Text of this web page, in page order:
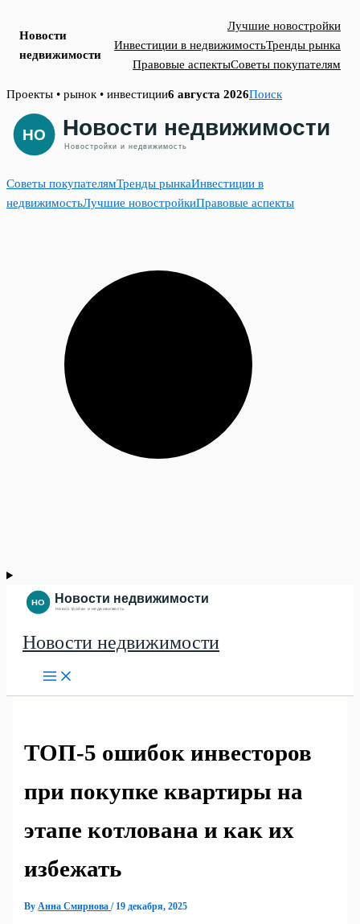
Новости
недвижимости
Лучшие новостройки
Инвестиции в недвижимостьТренды рынка
Правовые аспектыСоветы покупателям
Skip
content
Проекты • рынок • инвестиции6 августа 2026Поиск
Советы покупателямТренды рынкаИнвестиции в
недвижимостьЛучшие новостройкиПравовые аспекты
Новости недвижимости
ТОП‑5 ошибок инвесторов
при покупке квартиры на
этапе котлована и как их
избежать
ByАнна Смирнова/ 19 декабря, 2025